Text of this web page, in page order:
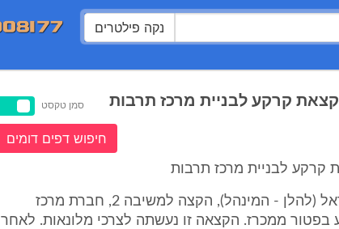
נקה פילטרים
קרקע לבניית מרכז תרבות סמן טקסט
חיפוש דפים דומים
קרקע לבניית מרכז תרבות
המשיב 1, מינהל מקרקעי ישראל (להלן - המינהל), הקצה למשיבה 2, חברת מרכז
ממכרז. הקצאה זו נעשתה לצרכי מלונאות. לאחר